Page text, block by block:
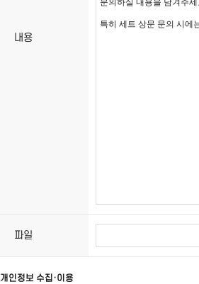
내용
파일
개인정보 수집·이용